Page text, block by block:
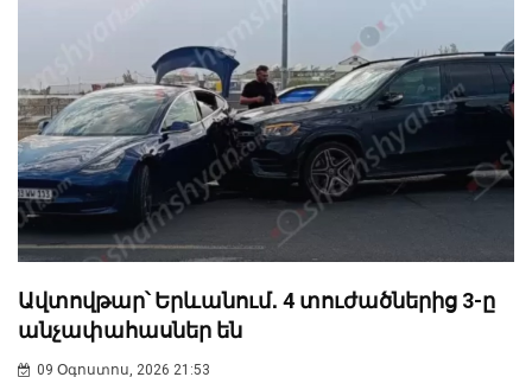
Ավտովթար՝ Երևանում․ 4 տուժածներից 3-ը
անչափահասներ են
09 Օգոստոս, 2026 21:53